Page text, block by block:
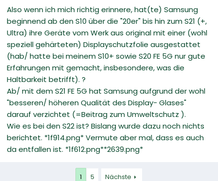
Also wenn ich mich richtig erinnere, hat(te) Samsung
beginnend ab den S10 über die "20er" bis hin zum S21 (+,
Ultra) ihre Geräte vom Werk aus original mit einer (wohl
speziell gehärteten) Displayschutzfolie ausgestattet
(hab/ hatte bei meinem S10+ sowie S20 FE 5G nur gute
Erfahrungen mit gemacht, insbesondere, was die
Haltbarkeit betrifft). ?
Ab/ mit dem S21 FE 5G hat Samsung aufgrund der wohl
"besseren/ höheren Qualität des Display- Glases"
darauf verzichtet (=Beitrag zum Umweltschutz ).
Wie es bei den S22 ist? Bislang wurde dazu noch nichts
berichtet. *1f914.png* Vermute aber mal, dass es auch
da entfallen ist. *1f612.png**2639.png*
1 5 Nächste